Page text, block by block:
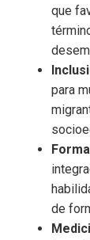
que
para
de